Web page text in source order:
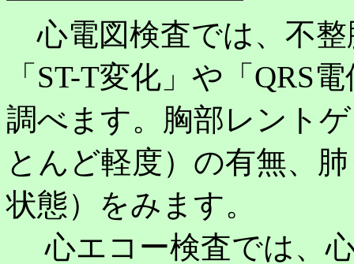
心電図検査では、不整
「ST-T変化」や「QRS
調べます。胸部レント
とんど軽度）の有無、
状態）をみます。
心エコー検査では、